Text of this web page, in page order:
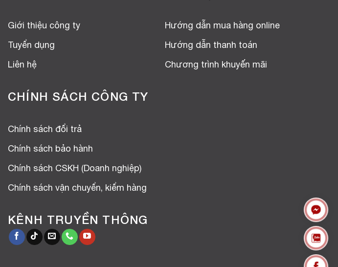
Giới thiệu công ty
Tuyển dụng
Liên hệ
Hướng dẫn mua hàng online
Hướng dẫn thanh toán
Chương trình khuyến mãi
CHÍNH SÁCH CÔNG TY
Chính sách đổi trả
Chính sách bảo hành
Chính sách CSKH (Doanh nghiệp)
Chính sách vận chuyển, kiểm hàng
KÊNH TRUYỀN THÔNG